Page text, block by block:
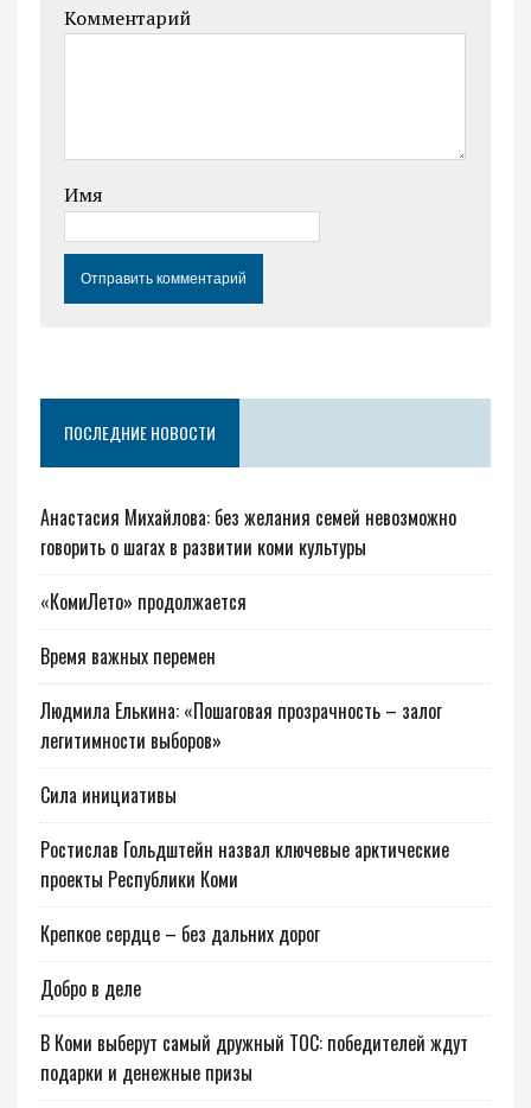
Комментарий
Имя
ПОСЛЕДНИЕ НОВОСТИ
Анастасия Михайлова: без желания семей невозможно
говорить о шагах в развитии коми культуры
«КомиЛето» продолжается
Время важных перемен
Людмила Елькина: «Пошаговая прозрачность – залог
легитимности выборов»
Сила инициативы
Ростислав Гольдштейн назвал ключевые арктические
проекты Республики Коми
Крепкое сердце – без дальних дорог
Добро в деле
В Коми выберут самый дружный ТОС: победителей ждут
подарки и денежные призы